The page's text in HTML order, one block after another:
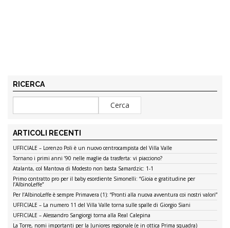
RICERCA
ARTICOLI RECENTI
UFFICIALE – Lorenzo Poli è un nuovo centrocampista del Villa Valle
Tornano i primi anni ’90 nelle maglie da trasferta: vi piacciono?
Atalanta, col Mantova di Modesto non basta Samardzic: 1-1
Primo contratto pro per il baby esordiente Simonelli: “Gioia e gratitudine per
l’AlbinoLeffe”
Per l’AlbinoLeffe è sempre Primavera (1): “Pronti alla nuova avventura coi nostri valori”
UFFICIALE – La numero 11 del Villa Valle torna sulle spalle di Giorgio Siani
UFFICIALE – Alessandro Sangiorgi torna alla Real Calepina
La Torre, nomi importanti per la Juniores regionale (e in ottica Prima squadra)